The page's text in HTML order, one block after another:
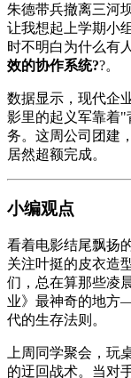
朱德带兵撤离三河
让我想起上学期小
时不明白为什么有
效的协作系统??。
数据显示，现代企
影里的起义军靠着"
务。这周公司团建
居然超额完成。
小编观点
看着电影结尾飘扬
关注叶挺的皮衣造
们，总在算那些凌
业》最神奇的地方
代的生存法则。
上周同学聚会，玩
的迂回战术。当对